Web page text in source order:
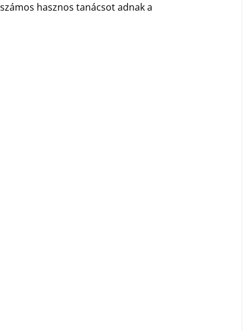
hasznos tanácsot adnak a